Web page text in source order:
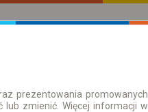
prezentowania promowanych
lub zmienić. Więcej informacji w